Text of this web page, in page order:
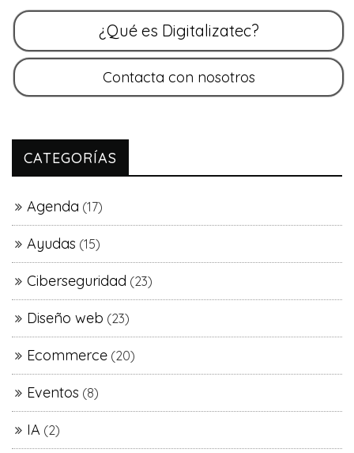
CATEGORÍAS
Agenda (17)
Ayudas (15)
Ciberseguridad (23)
Diseño web (23)
Ecommerce (20)
Eventos (8)
IA (2)